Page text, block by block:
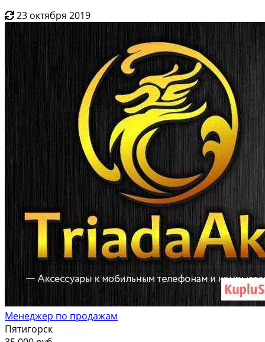
23 октября 2019
Менеджер по продажам
Пятигорск